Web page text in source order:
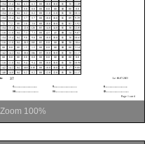
Zoom 100%